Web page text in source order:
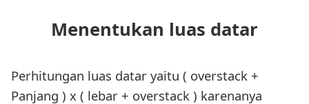
Menentukan luas datar
Perhitungan luas datar yaitu ( overstack +
Panjang ) x ( lebar + overstack ) karenanya